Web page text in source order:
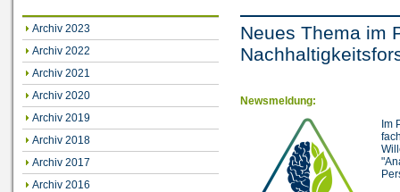
Archiv 2023
Archiv 2022
Archiv 2021
Archiv 2020
Archiv 2019
Archiv 2018
Archiv 2017
Archiv 2016
Neues Thema im
Newsmeldung:
Im